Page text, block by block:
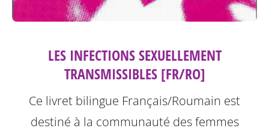
LES INFECTIONS SEXUELLEMENT
TRANSMISSIBLES [FR/RO]
Ce livret bilingue Français/Roumain est
destiné à la communauté des femmes